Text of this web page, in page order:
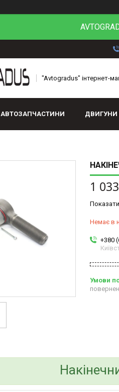
"Avtogradus" інтернет-
АВТОЗАПЧАСТИНИ ДВИГУНИ
1
Показати
Немає в
+380